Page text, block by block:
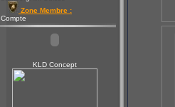
Zone Membre :
Compte
KLD Concept